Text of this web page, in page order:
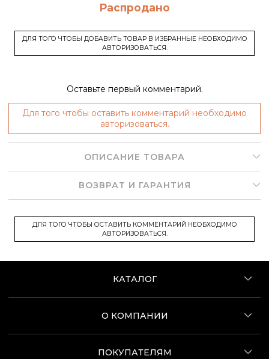
Распродано
ДЛЯ ТОГО ЧТОБЫ ДОБАВИТЬ ТОВАР В ИЗБРАННЫЕ НЕОБХОДИМО
АВТОРИЗОВАТЬСЯ.
Оставьте первый комментарий.
Для того чтобы оставить комментарий необходимо
авторизоваться.
ОПИСАНИЕ ТОВАРА
ВОЗВРАТ И ГАРАНТИЯ
ДЛЯ ТОГО ЧТОБЫ ОСТАВИТЬ КОММЕНТАРИЙ НЕОБХОДИМО
АВТОРИЗОВАТЬСЯ.
КАТАЛОГ
О КОМПАНИИ
ПОКУПАТЕЛЯМ